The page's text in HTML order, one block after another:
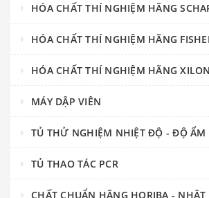
HÓA CHẤT THÍ NGHIỆM HÃNG
HÓA CHẤT THÍ NGHIỆM HÃNG
HÓA CHẤT THÍ NGHIỆM HÃNG
MÁY DẬP VIÊN
TỦ THỬ NGHIỆM NHIỆT ĐỘ - ĐỘ ẨM
TỦ THAO TÁC PCR
CHẤT CHUẨN HÃNG HORIBA - NHẬT